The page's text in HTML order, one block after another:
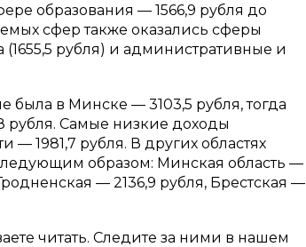
образования — 1566,9 рубля до
сфер также оказались сферы
(1655,5 рубля) и административные и
была в Минске — 3103,5 рубля, тогда
рубля. Самые низкие доходы
— 1981,7 рубля. В других областях
образом: Минская область —
— 2136,9 рубля, Брестская —
читать. Следите за ними в нашем